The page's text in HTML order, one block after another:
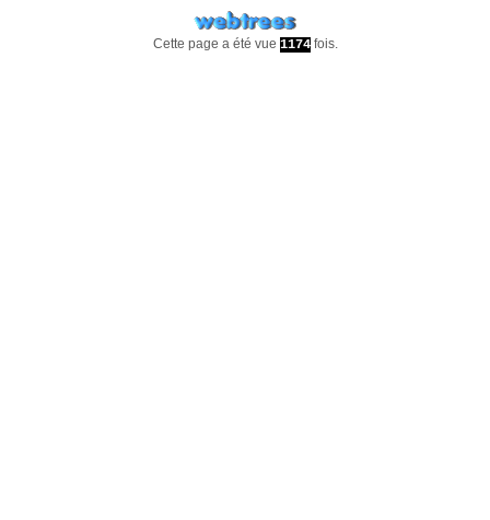
Cette page a été vue 1174fois.